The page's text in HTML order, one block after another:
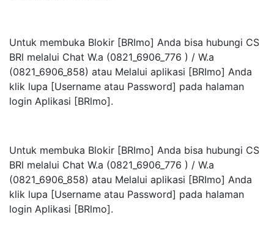
Untuk membuka Blokir [BRImo] Anda bisa hubungi CS
BRl melalui Chat W.a (0821_6906_776 ) / W.a
(0821_6906_858) atau Melalui aplikasi [BRImo] Anda
klik lupa [Username atau Password] pada halaman
login Aplikasi [BRlmo].
Untuk membuka Blokir [BRImo] Anda bisa hubungi CS
BRl melalui Chat W.a (0821_6906_776 ) / W.a
(0821_6906_858) atau Melalui aplikasi [BRImo] Anda
klik lupa [Username atau Password] pada halaman
login Aplikasi [BRlmo].